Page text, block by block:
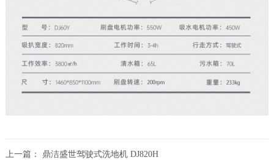
上一篇： 鼎洁盛世驾驶式洗地机 DJ820H